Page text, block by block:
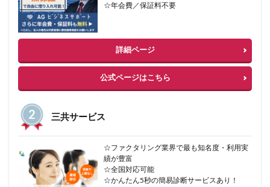
☆年会費／保証料不要
詳細ページ
公式ページはこちら
三共サービス
☆ファクタリング業界で最も知名度・利用実
績が豊富
☆全国対応可能
☆かんたん5秒の簡易診断サービスあり！